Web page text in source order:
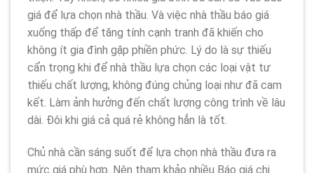
giá để lựa chọn nhà thầu. Và việc nhà thầu báo giá
xuống thấp để tăng tính cạnh tranh đã khiến cho
không ít gia đình gặp phiền phức. Lý do là sự thiếu
cẩn trọng khi để nhà thầu lựa chọn các loại vật tư
thiếu chất lượng, không đúng chủng loại như đã cam
kết. Làm ảnh hưởng đến chất lượng công trình về lâu
dài. Đôi khi giá cả quá rẻ không hẳn là tốt.
Chủ nhà cần sáng suốt để lựa chọn nhà thầu đưa ra
mức giá phù hợp. Nên tham khảo nhiều Báo giá chi